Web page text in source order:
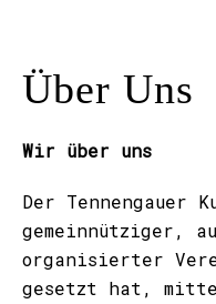
Über Uns
Wir über uns
Der Tennengauer
gemeinnütziger,
organisierter
gesetzt hat,